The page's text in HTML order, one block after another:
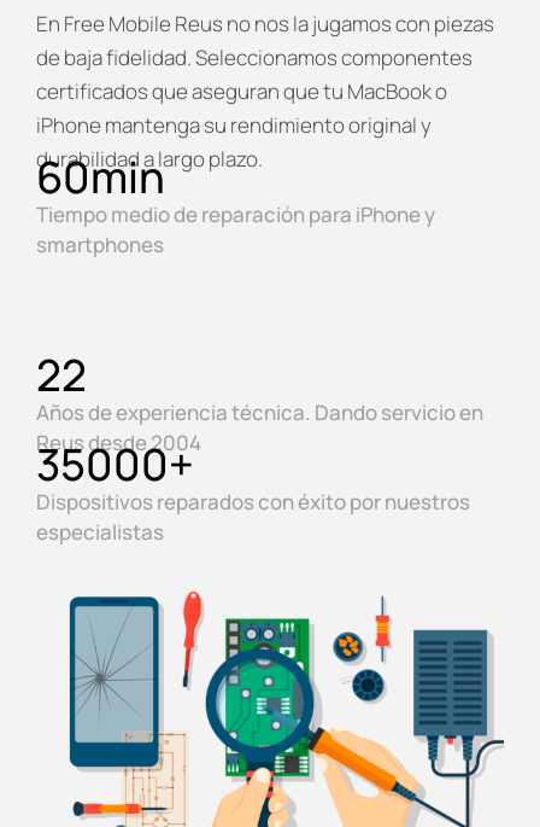
En Free Mobile Reus no nos la jugamos con piezas
de baja fidelidad. Seleccionamos componentes
certificados que aseguran que tu MacBook o
iPhone mantenga su rendimiento original y
durabilidad a largo plazo.
Tiempo medio de reparación para iPhone y
smartphones
60min
Años de experiencia técnica. Dando servicio en
Reus desde 2004
22
Dispositivos reparados con éxito por nuestros
especialistas
35000+